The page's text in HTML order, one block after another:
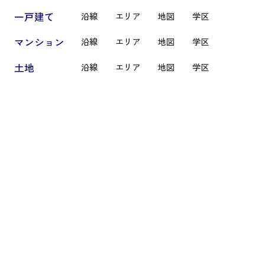
一戸建て 沿線 エリア 地図 学区
マンション 沿線 エリア 地図 学区
土地 沿線 エリア 地図 学区